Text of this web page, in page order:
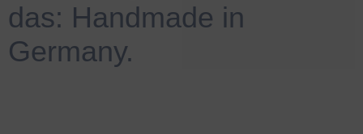
das: Handmade in
Germany.